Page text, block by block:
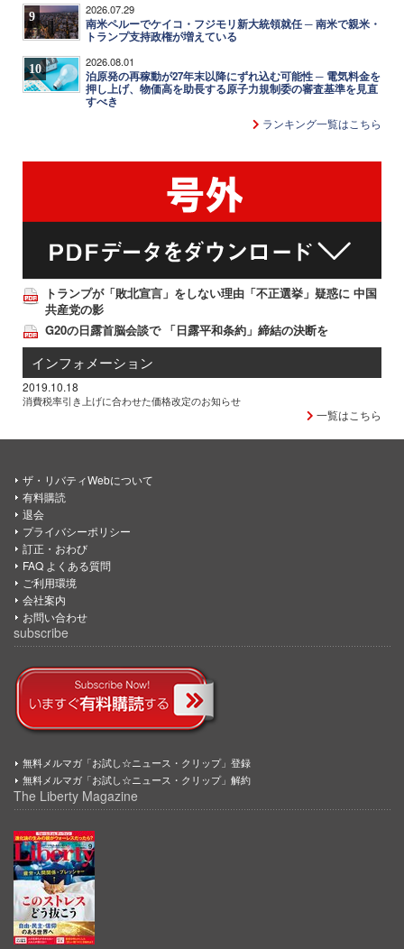
9 2026.07.29
南米ペルーでケイコ・フジモリ新大統領就任 ─ 南米で親米・
トランプ支持政権が増えている
10 2026.08.01
泊原発の再稼動が27年末以降にずれ込む可能性 ─ 電気料金を
押し上げ、物価高を助長する原子力規制委の審査基準を見直
すべき
ランキング一覧はこちら
トランプが「敗北宣言」をしない理由「不正選挙」疑惑に 中国
共産党の影
G20の日露首脳会談で 「日露平和条約」締結の決断を
インフォメーション
2019.10.18
消費税率引き上げに合わせた価格改定のお知らせ
一覧はこちら
ザ・リバティWebについて
有料購読
退会
プライバシーポリシー
訂正・おわび
FAQ よくある質問
ご利用環境
会社案内
お問い合わせ
subscribe
無料メルマガ「お試し☆ニュース・クリップ」登録
無料メルマガ「お試し☆ニュース・クリップ」解約
The Liberty Magazine